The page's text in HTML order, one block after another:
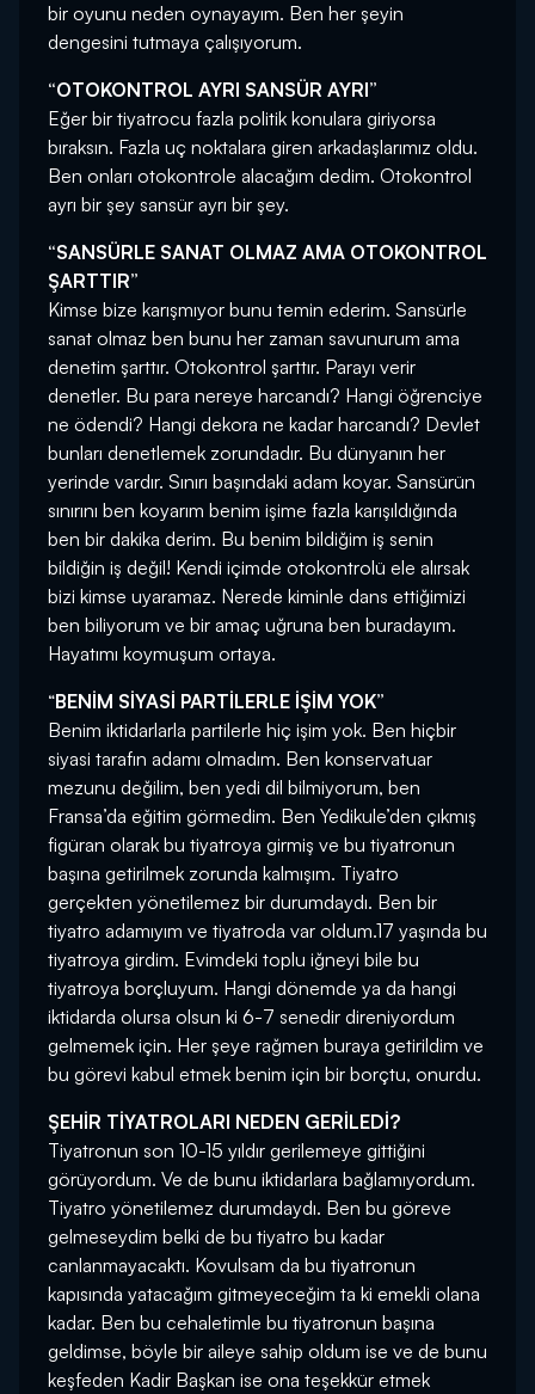
bir oyunu neden oynayayım. Ben her şeyin
dengesini tutmaya çalışıyorum.
“OTOKONTROL AYRI SANSÜR AYRI”
Eğer bir tiyatrocu fazla politik konulara giriyorsa
bıraksın. Fazla uç noktalara giren arkadaşlarımız oldu.
Ben onları otokontrole alacağım dedim. Otokontrol
ayrı bir şey sansür ayrı bir şey.
“SANSÜRLE SANAT OLMAZ AMA OTOKONTROL
ŞARTTIR”
Kimse bize karışmıyor bunu temin ederim. Sansürle
sanat olmaz ben bunu her zaman savunurum ama
denetim şarttır. Otokontrol şarttır. Parayı verir
denetler. Bu para nereye harcandı? Hangi öğrenciye
ne ödendi? Hangi dekora ne kadar harcandı? Devlet
bunları denetlemek zorundadır. Bu dünyanın her
yerinde vardır. Sınırı başındaki adam koyar. Sansürün
sınırını ben koyarım benim işime fazla karışıldığında
ben bir dakika derim. Bu benim bildiğim iş senin
bildiğin iş değil! Kendi içimde otokontrolü ele alırsak
bizi kimse uyaramaz. Nerede kiminle dans ettiğimizi
ben biliyorum ve bir amaç uğruna ben buradayım.
Hayatımı koymuşum ortaya.
“BENİM SİYASİ PARTİLERLE İŞİM YOK”
Benim iktidarlarla partilerle hiç işim yok. Ben hiçbir
siyasi tarafın adamı olmadım. Ben konservatuar
mezunu değilim, ben yedi dil bilmiyorum, ben
Fransa’da eğitim görmedim. Ben Yedikule’den çıkmış
figüran olarak bu tiyatroya girmiş ve bu tiyatronun
başına getirilmek zorunda kalmışım. Tiyatro
gerçekten yönetilemez bir durumdaydı. Ben bir
tiyatro adamıyım ve tiyatroda var oldum.17 yaşında bu
tiyatroya girdim. Evimdeki toplu iğneyi bile bu
tiyatroya borçluyum. Hangi dönemde ya da hangi
iktidarda olursa olsun ki 6-7 senedir direniyordum
gelmemek için. Her şeye rağmen buraya getirildim ve
bu görevi kabul etmek benim için bir borçtu, onurdu.
ŞEHİR TİYATROLARI NEDEN GERİLEDİ?
Tiyatronun son 10-15 yıldır gerilemeye gittiğini
görüyordum. Ve de bunu iktidarlara bağlamıyordum.
Tiyatro yönetilemez durumdaydı. Ben bu göreve
gelmeseydim belki de bu tiyatro bu kadar
canlanmayacaktı. Kovulsam da bu tiyatronun
kapısında yatacağım gitmeyeceğim ta ki emekli olana
kadar. Ben bu cehaletimle bu tiyatronun başına
geldimse, böyle bir aileye sahip oldum ise ve de bunu
keşfeden Kadir Başkan ise ona teşekkür etmek